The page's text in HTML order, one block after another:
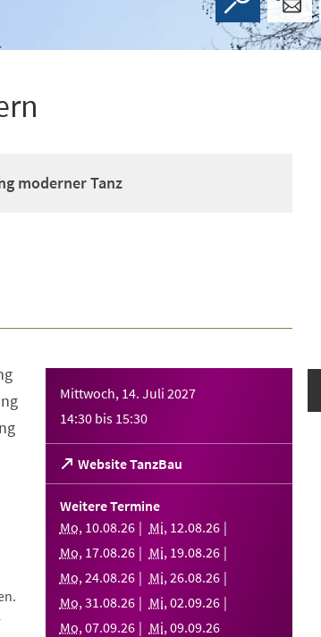
moderner Tanz
Mittwoch, 14. Juli 2027
14:30 bis 15:30
Website TanzBau
(Öffnet
in
einem
Tab)
Weitere Termine
Mo, 10.08.26 Mi, 12.08.26
Mo, 17.08.26 Mi, 19.08.26
Mo,24.08.26 Mi,26.08.26
Mo,31.08.26 Mi,02.09.26
Mo,07.09.26 Mi,09.09.26